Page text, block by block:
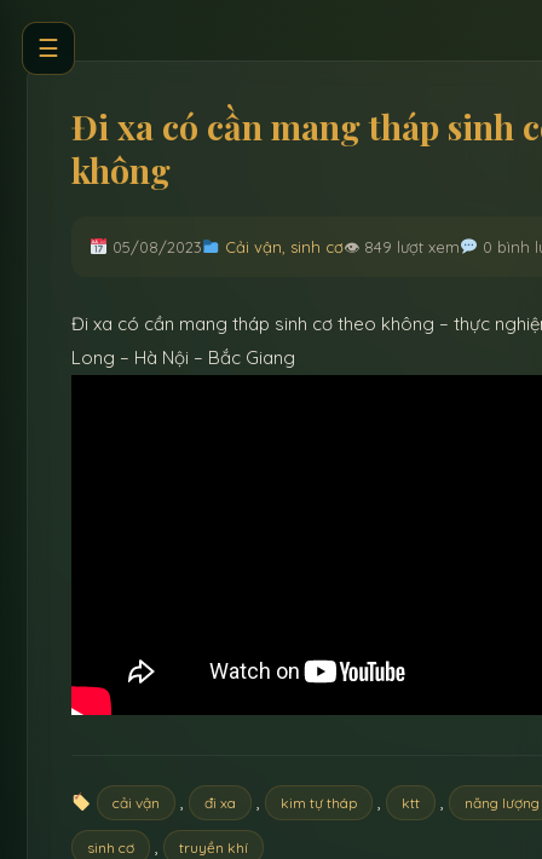
☰
Đi xa có cần mang tháp sinh
không
05/08/2023 Cải vận, sinh cơ👁 849 lượt xem 0 bình
Đi xa có cần mang tháp sinh cơ theo không – thực
Long – Hà Nội – Bắc Giang
cải vận , đi xa , kim tự tháp , ktt , năng lượng
sinh cơ , truyền khí